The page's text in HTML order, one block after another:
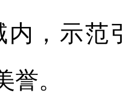
内，示范
誉。